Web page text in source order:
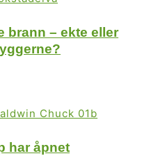
brann – ekte eller
har åpnet